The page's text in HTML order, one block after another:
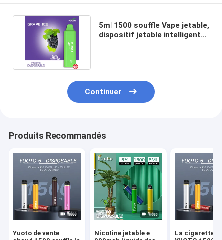
5ml 1500 souffle Vape jetable,
dispositif jetable intelligent
Continuer
Produits Recommandés
Yuoto de vente
Nicotine jetable e
La cigarette